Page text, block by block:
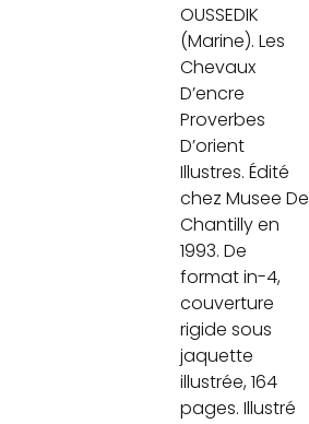
OUSSEDIK
(Marine). Les
Chevaux
D’encre
Proverbes
D’orient
Illustres. Édité
chez Musee De
Chantilly en
1993. De
format in-4,
couverture
rigide sous
jaquette
illustrée, 164
pages. Illustré